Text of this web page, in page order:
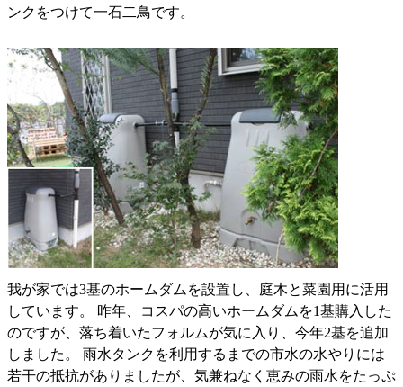
ンクをつけて一石二鳥です。
我が家では3基のホームダムを設置し、庭木と菜園用に活用
しています。 昨年、コスパの高いホームダムを1基購入した
のですが、落ち着いたフォルムが気に入り、今年2基を追加
しました。 雨水タンクを利用するまでの市水の水やりには
若干の抵抗がありましたが、気兼ねなく恵みの雨水をたっぷ